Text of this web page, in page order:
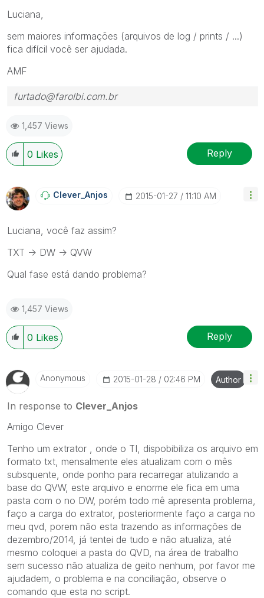
Luciana,
sem maiores informações (arquivos de log / prints / ...)
fica difícil você ser ajudada.
AMF
furtado@farolbi.com.br
1,457 Views
0 Likes Reply
Clever_Anjos ‎2015-01-27 11:10 AM
Luciana, você faz assim?
TXT -> DW -> QVW
Qual fase está dando problema?
1,457 Views
0 Likes Reply
Anonymous ‎2015-01-28 02:46 PM Author
In response to Clever_Anjos
Amigo Clever
Tenho um extrator , onde o TI, dispobibiliza os arquivo em
formato txt, mensalmente eles atualizam com o mês
subsquente, onde ponho para recarregar atulizando a
base do QVW, este arquivo e enorme ele fica em uma
pasta com o no DW, porém todo mê apresenta problema,
faço a carga do extrator, posteriormente faço a carga no
meu qvd, porem não esta trazendo as informações de
dezembro/2014, já tentei de tudo e não atualiza, até
mesmo coloquei a pasta do QVD, na área de trabalho
sem sucesso não atualiza de geito nenhum, por favor me
ajudadem, o problema e na conciliação, observe o
comando que esta no script.